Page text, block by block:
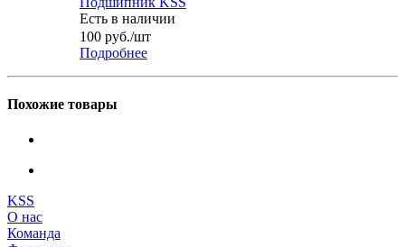
Есть в наличии
100 руб./шт
Подробнее
Похожие товары
KSS
О нас
Команда